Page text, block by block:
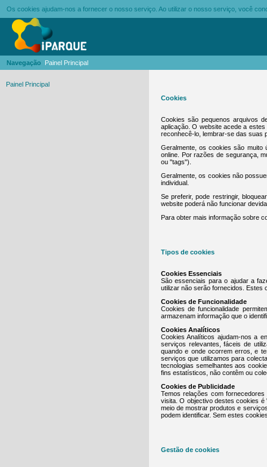
Os cookies ajudam-nos a fornecer o nosso serviço. Ao utilizar o nosso serviço, você
Navegação Painel Principal
Painel Principal
Cookies
Cookies são pequenos arquivos
aplicação. O website acede a
reconhecê-lo, lembrar-se das suas
Geralmente, os cookies são muito
online. Por razões de segurança,
ou "tags").
Geralmente, os cookies não
individual.
Se preferir, pode restringir,
website poderá não funcionar
Para obter mais informação sobre
Tipos de cookies
Cookies Essenciais
São essenciais para o ajudar a
utilizar não serão fornecidos. Estes
Cookies de Funcionalidade
Cookies de funcionalidade
armazenam informação que o
Cookies Analíticos
Cookies Analíticos ajudam-nos a
serviços relevantes, fáceis de
quando e onde ocorrem erros, e
serviços que utilizamos para
tecnologias semelhantes aos
fins estatísticos, não contêm ou
Cookies de Publicidade
Temos relações com
visita. O objectivo destes cookies é
meio de mostrar produtos e
podem identificar. Sem estes
Gestão de cookies